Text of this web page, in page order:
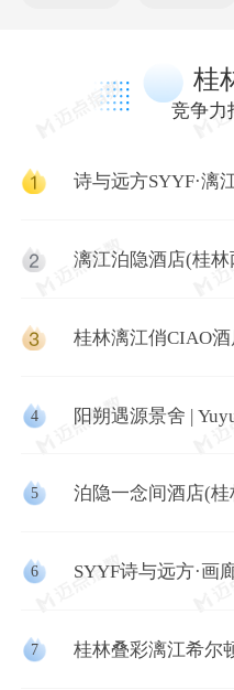
桂
竞争力
诗与远方SYYF·漓
漓江泊隐酒店(桂
桂林漓江俏CIAO
4
阳朔遇源景舍 |
5
泊隐一念间酒店(
6
SYYF诗与远方·画
7 桂林叠彩漓江希尔